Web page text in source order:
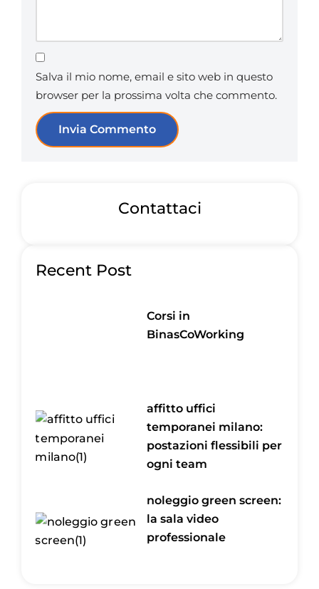
Salva il mio nome, email e sito web in questo
browser per la prossima volta che commento.
Contattaci
Recent Post
Corsi in
BinasCoWorking
affitto uffici
temporanei milano:
postazioni flessibili per
ogni team
noleggio green screen:
la sala video
professionale